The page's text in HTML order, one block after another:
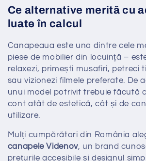
l
e
c
ț
i
e
:
Ce alternative merită cu
luate în calcul
Canapeaua este una dintre cele
piese de mobilier din locuință –
relaxezi, primești musafiri, petreci
sau vizionezi filmele preferate. De
unui model potrivit trebuie făcută
cont atât de estetică, cât și de
utilizare.
Mulți cumpărători din România
canapele Videnov, un brand
prețurile accesibile și designul